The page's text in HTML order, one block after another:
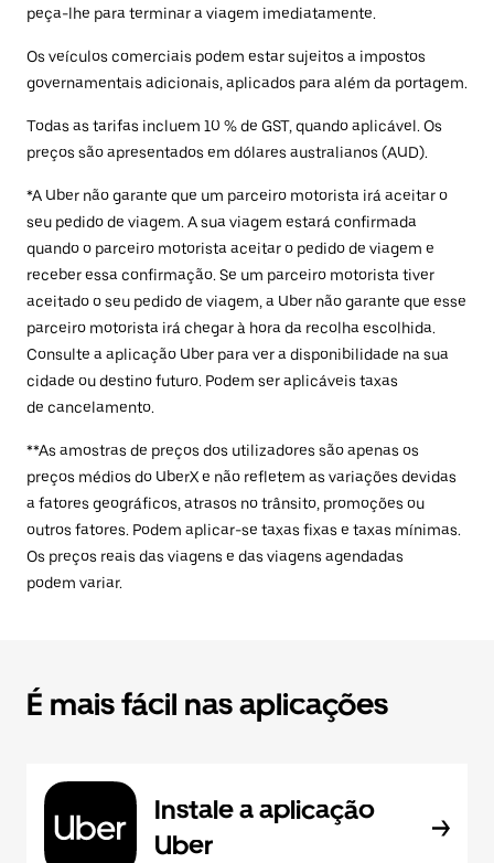
peça-lhe para terminar a viagem imediatamente.
Os veículos comerciais podem estar sujeitos a impostos
governamentais adicionais, aplicados para além da portagem.
Todas as tarifas incluem 10 % de GST, quando aplicável. Os
preços são apresentados em dólares australianos (AUD).
*A Uber não garante que um parceiro motorista irá aceitar o
seu pedido de viagem. A sua viagem estará confirmada
quando o parceiro motorista aceitar o pedido de viagem e
receber essa confirmação. Se um parceiro motorista tiver
aceitado o seu pedido de viagem, a Uber não garante que esse
parceiro motorista irá chegar à hora da recolha escolhida.
Consulte a aplicação Uber para ver a disponibilidade na sua
cidade ou destino futuro. Podem ser aplicáveis taxas
de cancelamento.
**As amostras de preços dos utilizadores são apenas os
preços médios do UberX e não refletem as variações devidas
a fatores geográficos, atrasos no trânsito, promoções ou
outros fatores. Podem aplicar-se taxas fixas e taxas mínimas.
Os preços reais das viagens e das viagens agendadas
podem variar.
É mais fácil nas aplicações
Instale a aplicação
Uber